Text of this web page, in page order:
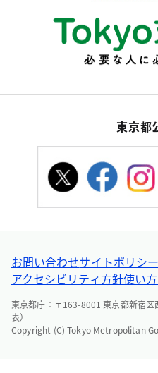
東京都
お問い合わせサイトポリシ
アクセシビリティ方針使い
東京都庁：〒163-8001 東京都新宿
表）
Copyright (C) Tokyo Metropolitan